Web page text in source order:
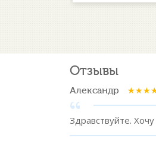
Отзывы
Александр
Здравствуйте.